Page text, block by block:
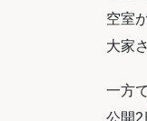
空室
大家
一方
公開2